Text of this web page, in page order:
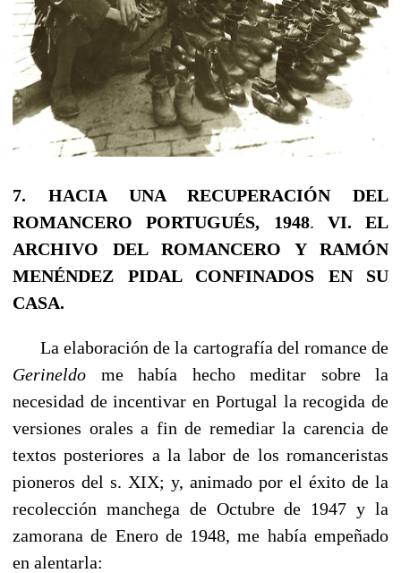
7. HACIA UNA RECUPERACIÓN DEL
ROMANCERO PORTUGUÉS, 1948. VI. EL
ARCHIVO DEL ROMANCERO Y RAMÓN
MENÉNDEZ PIDAL CONFINADOS EN SU
CASA.
La elaboración de la cartografía del romance de
Gerineldo me había hecho meditar sobre la
necesidad de incentivar en Portugal la recogida de
versiones orales a fin de remediar la carencia de
textos posteriores a la labor de los romanceristas
pioneros del s. XIX; y, animado por el éxi­to de la
recolección manchega de Octubre de 1947 y la
zamorana de Enero de 1948, me había empeñado
en alentarla: